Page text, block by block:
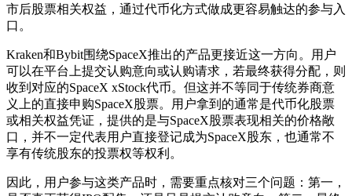
市后股票相关权益，通过代币化方式做成更容易触达的参与入
口。
Kraken和Bybit围绕SpaceX推出的产品更接近这一方向。用户
可以在平台上提交认购意向或认购请求，若最终获得分配，则
收到对应的SpaceX xStock代币。但这并不等同于传统券商意
义上的直接申购SpaceX股票。用户拿到的通常是代币化股票
或相关权益凭证，提供的是与SpaceX股票表现相关的价格敞
口，并不一定代表用户直接登记成为SpaceX股东，也通常不
享有传统股东的投票权等权利。
因此，用户参与这类产品时，需要重点核对三个问题：第一，